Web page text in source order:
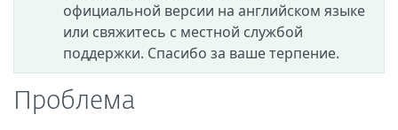
официальной версии на английском языке
или свяжитесь с местной службой
поддержки. Спасибо за ваше терпение.
Проблема